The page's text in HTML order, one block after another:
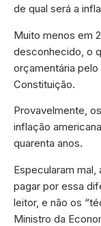
de qual será a
Muito menos em
desconhecido, o
orçamentária
Constituição.
Provavelmente,
inflação
quarenta anos.
Especularam mal,
pagar por essa
leitor, e não os
Ministro da